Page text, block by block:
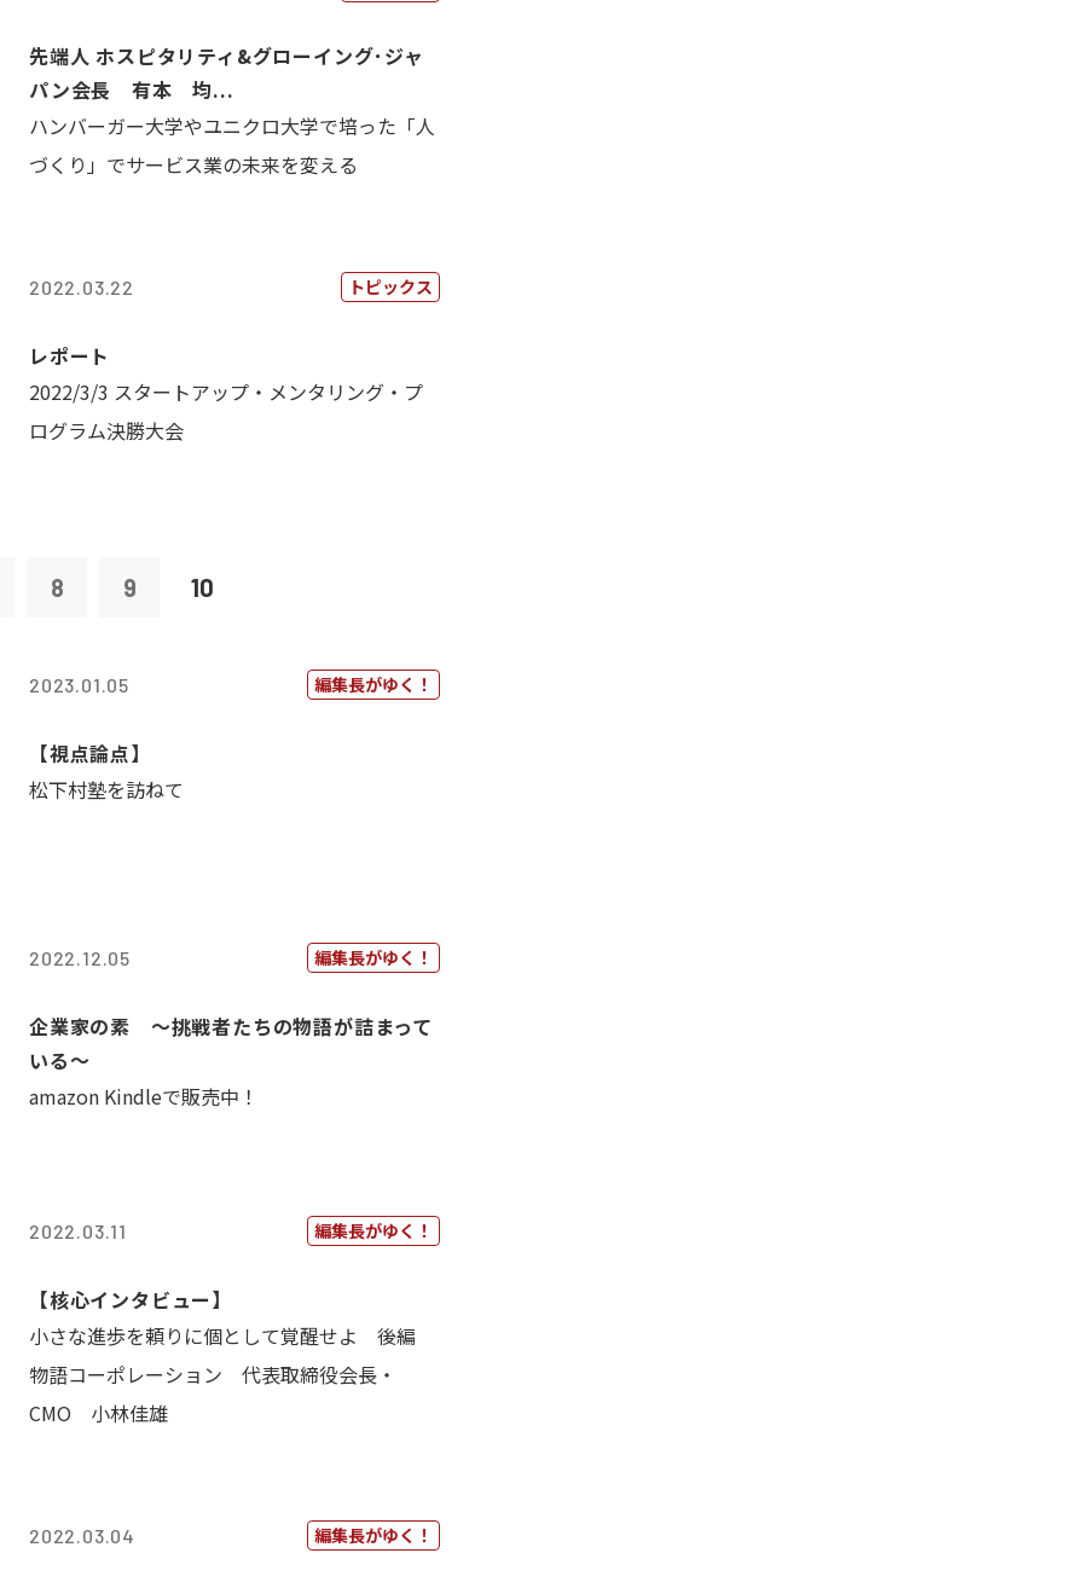
先端人 ホスピタリティ&グローイング･ジャ
パン会長 有本 均...
ハンバーガー大学やユニクロ大学で培った「人
づくり」でサービス業の未来を変える
2022.03.22 トピックス
レポート
2022/3/3 スタートアップ・メンタリング・プ
ログラム決勝大会
8 9 10
2023.01.05 編集長がゆく！
【視点論点】
松下村塾を訪ねて
2022.12.05 編集長がゆく！
企業家の素 〜挑戦者たちの物語が詰まって
いる〜
amazon Kindleで販売中！
2022.03.11 編集長がゆく！
【核心インタビュー】
小さな進歩を頼りに個として覚醒せよ 後編
物語コーポレーション 代表取締役会長・
CMO 小林佳雄
2022.03.04 編集長がゆく！